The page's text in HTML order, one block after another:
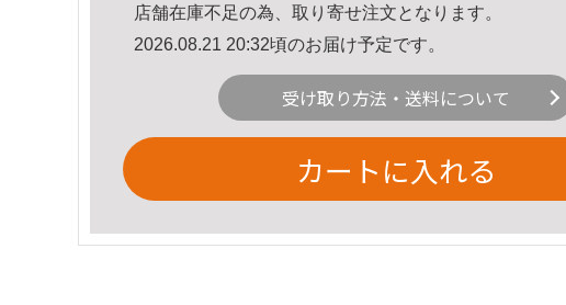
店舗在庫不足の為、取り寄せ注文となります。
2026.08.21 20:32頃のお届け予定です。
受け取り方法・送料について
カートに入れる